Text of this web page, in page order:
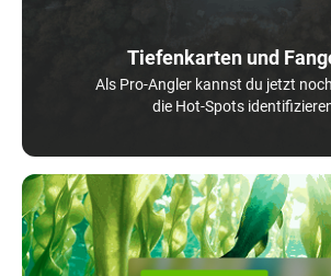
Tiefenkarten und
Als Pro-Angler kannst du jetzt
die Hot-Spots